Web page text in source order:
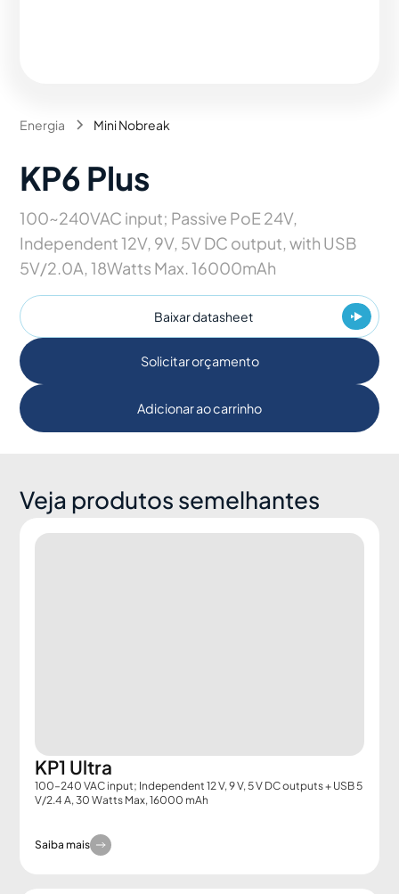
Energia Mini Nobreak
KP6 Plus
100~240VAC input; Passive PoE 24V,
Independent 12V, 9V, 5V DC output, with USB
5V/2.0A, 18Watts Max. 16000mAh
Baixar datasheet
Solicitar orçamento
Adicionar ao carrinho
Veja produtos semelhantes
KP1 Ultra
100–240 VAC input; Independent 12 V, 9 V, 5 V DC outputs + USB 5
V/2.4 A, 30 Watts Max, 16000 mAh
Saiba mais